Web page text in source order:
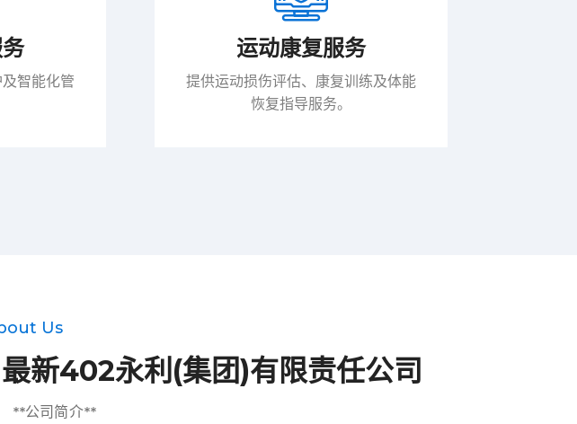
智能化管
运动康复服务
提供运动损伤评估、康复训练及体能
恢复指导服务。
Us
最新402永利(集团)有限责任公司
**公司简介**